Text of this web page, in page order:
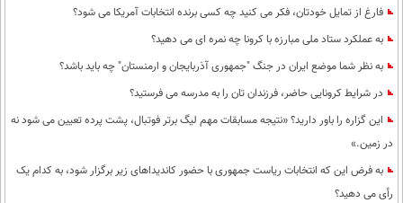
فارغ از تمایل خودتان، فکر می کنید چه کسی برنده انتخابات آمریکا می شود؟
به عملکرد ستاد ملی مبارزه با کرونا چه نمره ای می دهید؟
به نظر شما موضع ایران در جنگ "جمهوری آذربایجان و ارمنستان" چه باید باشد؟
در شرایط کرونایی حاضر، فرزندان تان را به مدرسه می فرستید؟
این گزاره را باور دارید؟ «نتیجه مسابقات مهم لیگ برتر فوتبال، پشت پرده تعیین می شود نه
در زمین.»
به فرض این که انتخابات ریاست جمهوری با حضور کاندیداهای زیر برگزار شود، به کدام یک
رأی می دهید؟